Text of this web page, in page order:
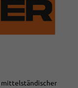
mittelständischer